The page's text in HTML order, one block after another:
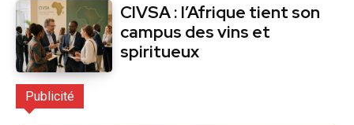
CIVSA : l’Afrique tient son
campus des vins et
spiritueux
Publicité